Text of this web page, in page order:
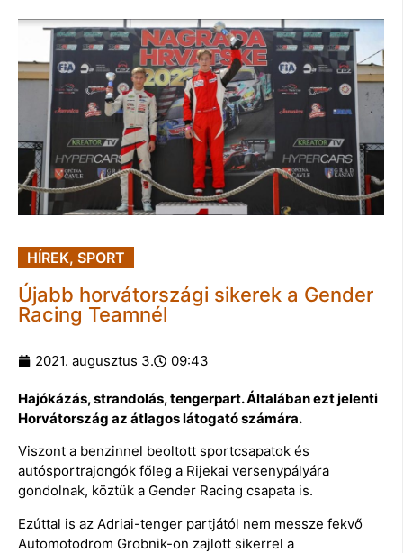
HÍREK, SPORT
Újabb horvátországi sikerek a Gender
Racing Teamnél
2021. augusztus 3. 09:43
Hajókázás, strandolás, tengerpart. Általában ezt jelenti
Horvátország az átlagos látogató számára.
Viszont a benzinnel beoltott sportcsapatok és
autósportrajongók főleg a Rijekai versenypályára
gondolnak, köztük a Gender Racing csapata is.
Ezúttal is az Adriai-tenger partjától nem messze fekvő
Automotodrom Grobnik-on zajlott sikerrel a